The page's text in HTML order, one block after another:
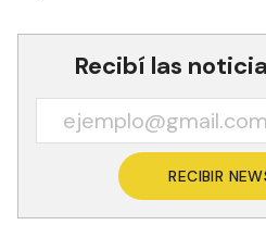
Recibí las
RECIBIR